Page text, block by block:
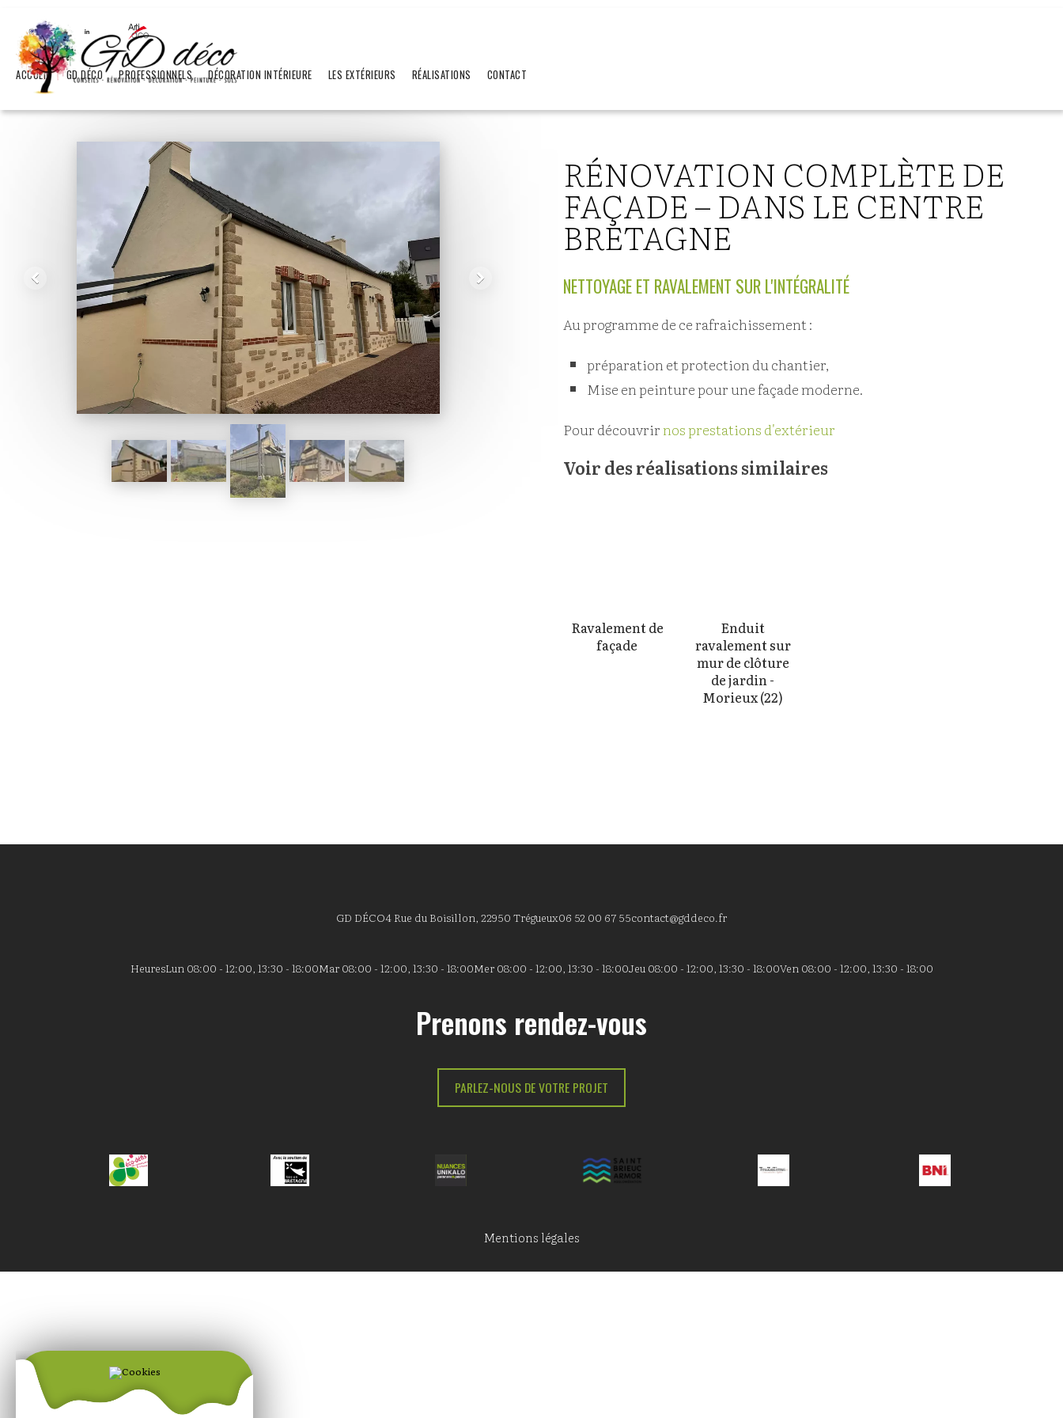
ACCUEIL GD DÉCO PROFESSIONNELS DÉCORATION INTÉRIEURE LES EXTÉRIEURS RÉALISATIONS CONTACT
RÉNOVATION COMPLÈTE DE
FAÇADE – DANS LE CENTRE
BRETAGNE
NETTOYAGE ET RAVALEMENT SUR L'INTÉGRALITÉ
Au programme de ce rafraichissement :
préparation et protection du chantier,
Mise en peinture pour une façade moderne.
Pour découvrirnos prestations d'extérieur
Voir des réalisations similaires
Ravalement de
façade
Enduit
ravalement sur
mur de clôture
de jardin -
Morieux (22)
GD DÉCO4 Rue du Boisillon, 22950 Trégueux06 52 00 67 55contact@gddeco.fr
HeuresLun 08:00 - 12:00, 13:30 - 18:00Mar 08:00 - 12:00, 13:30 - 18:00Mer 08:00 - 12:00, 13:30 - 18:00Jeu 08:00 - 12:00, 13:30 - 18:00Ven 08:00 - 12:00, 13:30 - 18:00
Prenons rendez-vous
PARLEZ-NOUS DE VOTRE PROJET
Mentions légales